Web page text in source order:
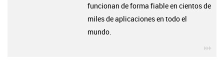
funcionan de forma fiable en cientos de
miles de aplicaciones en todo el
mundo.